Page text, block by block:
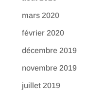
mars 2020
février 2020
décembre 2019
novembre 2019
juillet 2019